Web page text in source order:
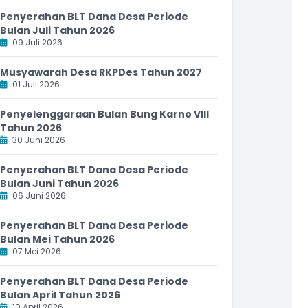
Penyerahan BLT Dana Desa Periode
Bulan Juli Tahun 2026
09 Juli 2026
Musyawarah Desa RKPDes Tahun 2027
01 Juli 2026
Penyelenggaraan Bulan Bung Karno VIII
Tahun 2026
30 Juni 2026
Penyerahan BLT Dana Desa Periode
Bulan Juni Tahun 2026
06 Juni 2026
Penyerahan BLT Dana Desa Periode
Bulan Mei Tahun 2026
07 Mei 2026
Penyerahan BLT Dana Desa Periode
Bulan April Tahun 2026